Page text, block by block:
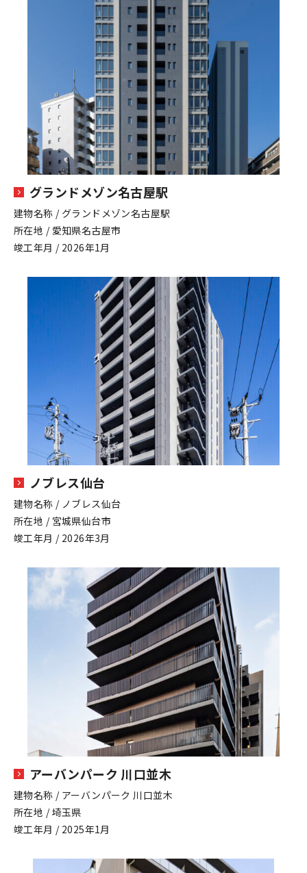
グランドメゾン名古屋駅
建物名称 / グランドメゾン名古屋駅
所在地 / 愛知県名古屋市
竣工年月 / 2026年1月
ノブレス仙台
建物名称 / ノブレス仙台
所在地 / 宮城県仙台市
竣工年月 / 2026年3月
アーバンパーク 川口並木
建物名称 / アーバンパーク 川口並木
所在地 / 埼玉県
竣工年月 / 2025年1月